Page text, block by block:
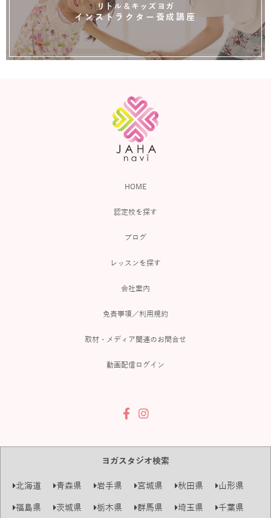
リトル＆キッズヨガ
インストラクター養成講座
HOME
認定校を探す
ブログ
レッスンを探す
会社案内
免責事項／利用規約
取材・メディア関連のお問合せ
動画配信ログイン
ヨガスタジオ検索
北海道 青森県 岩手県 宮城県 秋田県
山形県
福島県
茨城県 栃木県 群馬県 埼玉県 千葉県